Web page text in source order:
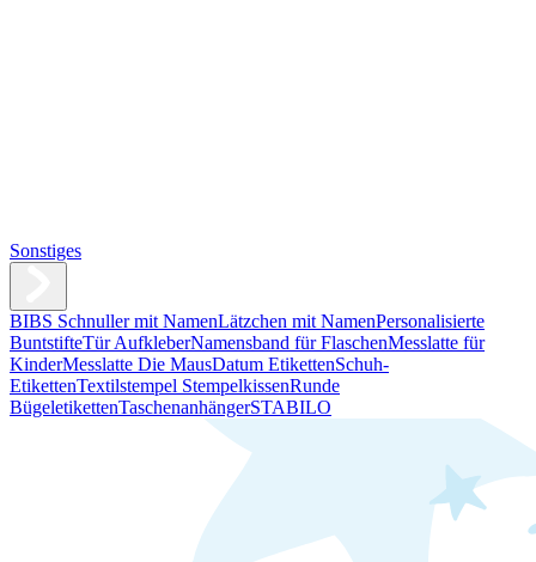
Sonstiges
BIBS Schnuller mit NamenLätzchen mit NamenPersonalisierte
BuntstifteTür AufkleberNamensband für FlaschenMesslatte für
KinderMesslatte Die MausDatum EtikettenSchuh-
EtikettenTextilstempel StempelkissenRunde
BügeletikettenTaschenanhängerSTABILO